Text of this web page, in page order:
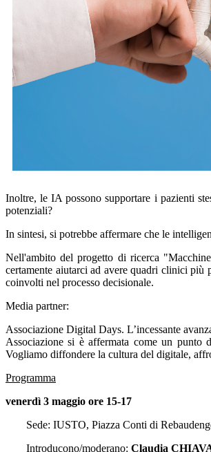
Inoltre, le IA possono supportare i pazienti
potenziali?
In sintesi, si potrebbe affermare che le
Nell'ambito del progetto di ricerca
certamente aiutarci ad avere quadri clinici più
coinvolti nel processo decisionale.
Media partner:
Associazione Digital Days. L’incessante
Associazione si è affermata come un punto
Vogliamo diffondere la cultura del digitale,
Programma
venerdì 3 maggio ore 15-17
Sede: IUSTO, Piazza Conti di
Introducono/moderano: Claudia